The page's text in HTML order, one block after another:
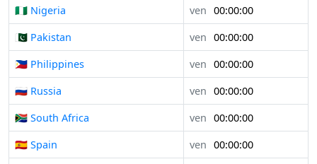
🇳🇬 Nigeria
ven 00:00:00
🇵🇰 Pakistan
ven 00:00:00
🇵🇭 Philippines
ven 00:00:00
🇷🇺 Russia
ven 00:00:00
🇿🇦 South Africa
ven 00:00:00
🇪🇸 Spain
ven 00:00:00